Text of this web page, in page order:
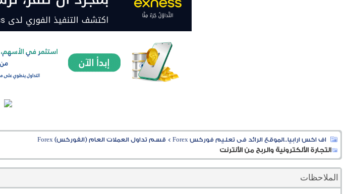
اف اكس ارابيا..الموقع الرائد فى تعليم فوركس Forex > قسم تداول العملات العام (الفوركس) Forex
التجارة الألكترونية والربح من الأنترنت
الملاحظات